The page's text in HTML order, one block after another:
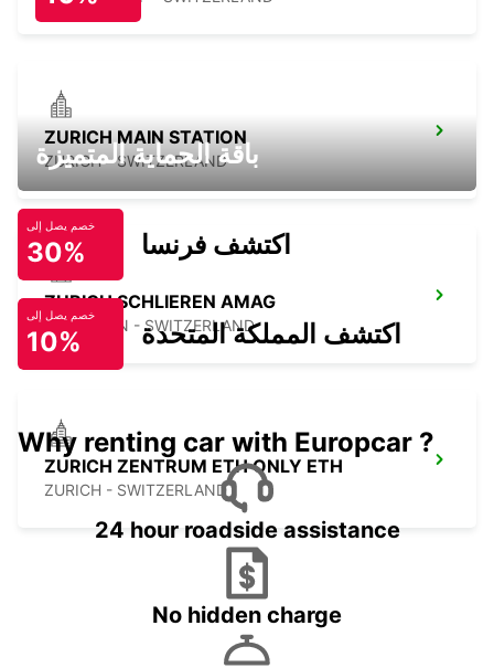
ZURICH MAIN STATION
ZURICH - SWITZERLAND
ZURICH SCHLIEREN AMAG
SCHLIEREN - SWITZERLAND
ZURICH ZENTRUM ETH ONLY ETH
ZURICH - SWITZERLAND
باقة الحماية المتميزة
خصم يصل إلى
30% اكتشف فرنسا
خصم يصل إلى
10% اكتشف المملكة المتحدة
Why renting car with Europcar ?
24 hour roadside assistance
No hidden charge